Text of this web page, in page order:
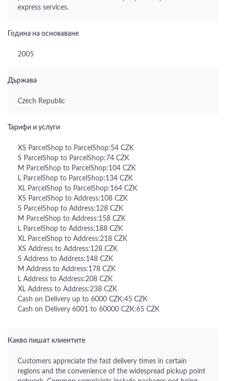
express services.
Година на основаване
2005
Държава
Czech Republic
Тарифи и услуги
XS ParcelShop to ParcelShop:54 CZK
S ParcelShop to ParcelShop:74 CZK
M ParcelShop to ParcelShop:104 CZK
L ParcelShop to ParcelShop:134 CZK
XL ParcelShop to ParcelShop:164 CZK
XS ParcelShop to Address:108 CZK
S ParcelShop to Address:128 CZK
M ParcelShop to Address:158 CZK
L ParcelShop to Address:188 CZK
XL ParcelShop to Address:218 CZK
XS Address to Address:128 CZK
S Address to Address:148 CZK
M Address to Address:178 CZK
L Address to Address:208 CZK
XL Address to Address:238 CZK
Cash on Delivery up to 6000 CZK:45 CZK
Cash on Delivery 6001 to 60000 CZK:65 CZK
Какво пишат клиентите
Customers appreciate the fast delivery times in certain
regions and the convenience of the widespread pickup point